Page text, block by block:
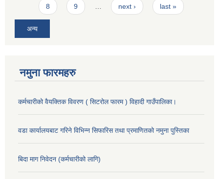
8 9 next › last »
अन्य
नमुना फारमहरु
कर्मचारीको वैयक्तिक विवरण ( सिटरोल फारम ) विहादी गाउँपालिका।
वडा कार्यालयबाट गरिने विभिन्न सिफारिस तथा प्रमाणितको नमुना पुस्तिका
बिदा माग निवेदन (कर्मचारीको लागि)